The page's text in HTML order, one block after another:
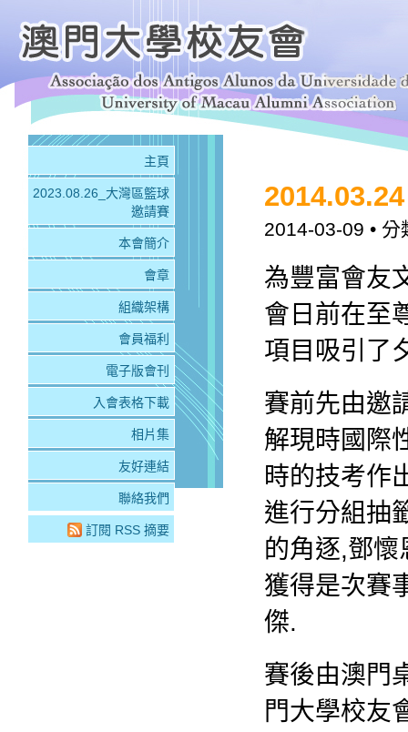
2014-03-09 •
為豐富會友
會日前在至
項目吸引了
賽前先由邀
解現時國際
時的技考作
進行分組抽
的角逐,鄧
獲得是次賽
傑.
賽後由澳門
門大學校友
主頁
2023.08.26_大灣區籃球
邀請賽
本會簡介
會章
組織架構
會員福利
電子版會刊
入會表格下載
相片集
友好連結
聯絡我們
訂閱 RSS 摘要